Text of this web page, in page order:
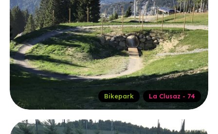
Bikepark La Clusaz - 74